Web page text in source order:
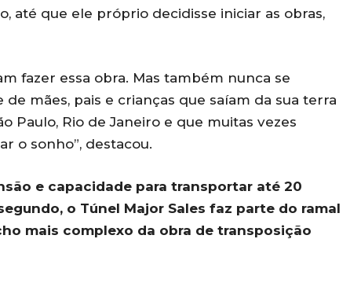
até que ele próprio decidisse iniciar as obras,
fazer essa obra. Mas também nunca se
mães, pais e crianças que saíam da sua terra
Paulo, Rio de Janeiro e que muitas vezes
o sonho”, destacou.
e capacidade para transportar até 20
o Túnel Major Sales faz parte do ramal
mais complexo da obra de transposição